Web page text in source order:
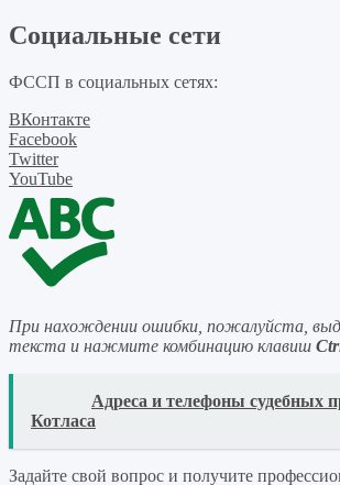
Социальные сети
ФССП в социальных сетях:
ВКонтакте
Facebook
Twitter
YouTube
При нахождении ошибки, пожалуйста,
текста и нажмите комбинацию клавиш
Адреса и телефоны судебных
Котласа
Задайте свой вопрос и получите